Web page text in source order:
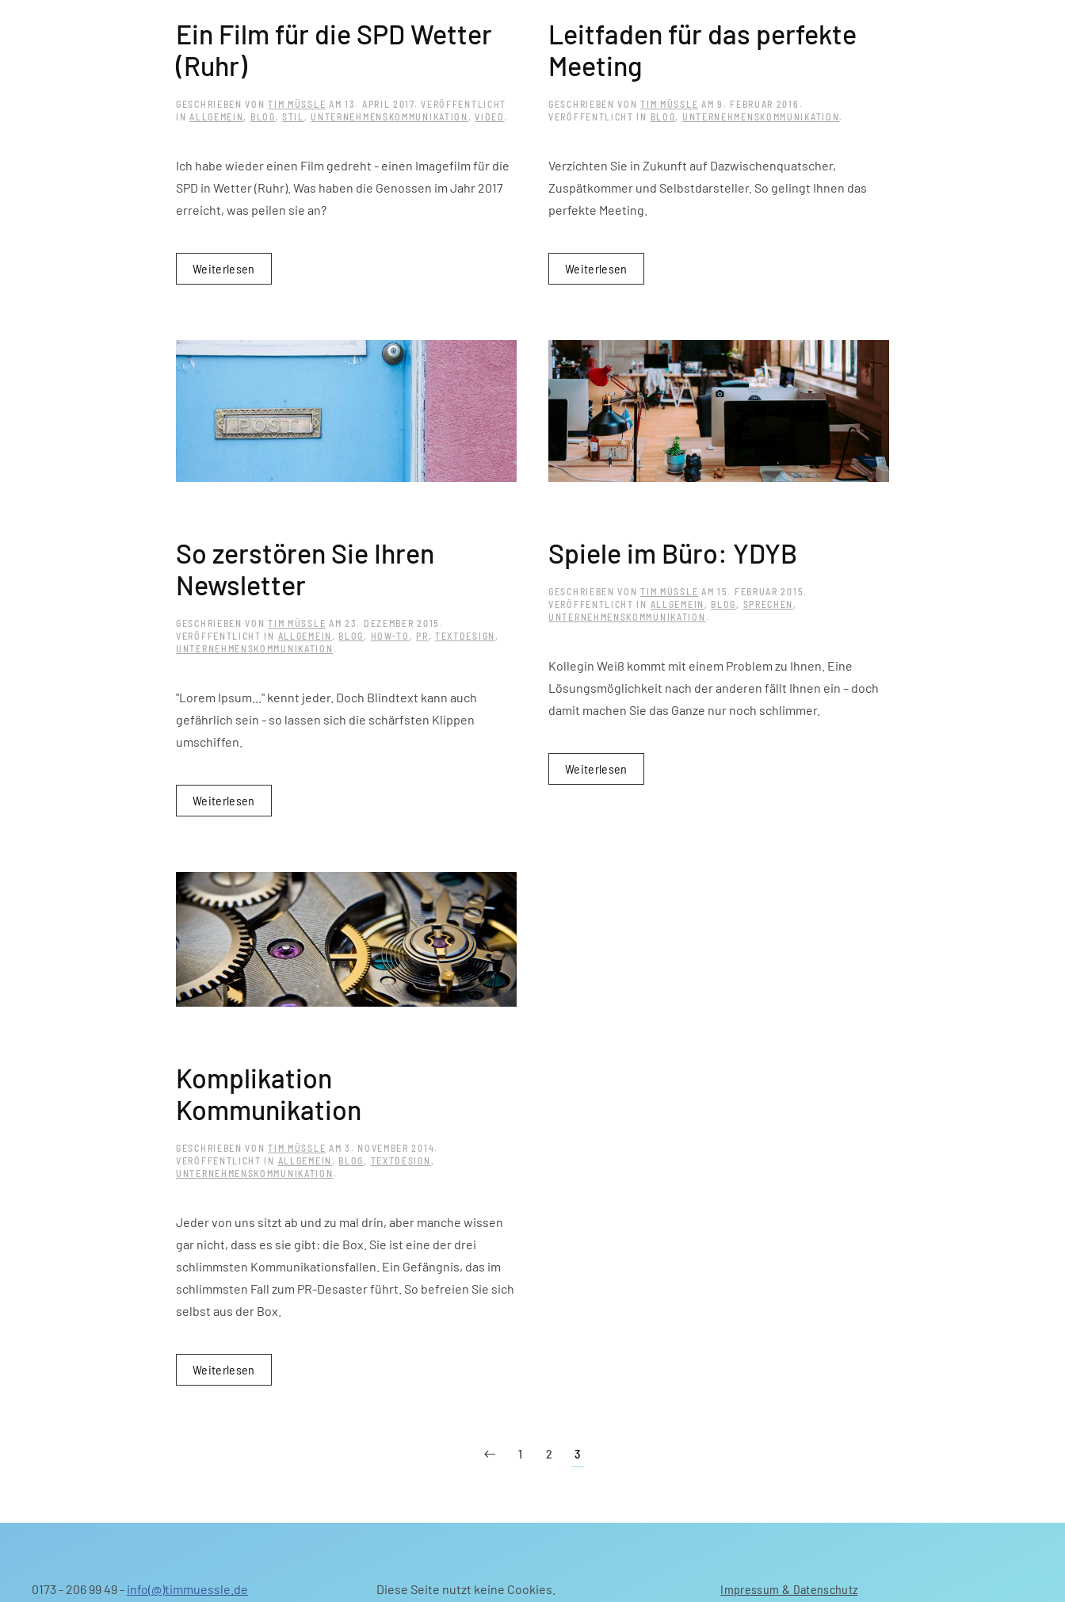
Ein Film für die SPD Wetter
(Ruhr)
GESCHRIEBEN VONTIM MÜSSLE AM13. APRIL 2017. VERÖFFENTLICHT
INALLGEMEIN , BLOG ,STIL , UNTERNEHMENSKOMMUNIKATION ,VIDEO .
Ich habe wieder einen Film gedreht - einen Imagefilm für die
SPD in Wetter (Ruhr). Was haben die Genossen im Jahr 2017
erreicht, was peilen sie an?
Weiterlesen
Leitfaden für das perfekte
Meeting
GESCHRIEBEN VONTIM MÜSSLE AM9. FEBRUAR 2016 .
VERÖFFENTLICHT IN BLOG, UNTERNEHMENSKOMMUNIKATION .
Verzichten Sie in Zukunft auf Dazwischenquatscher,
Zuspätkommer und Selbstdarsteller. So gelingt Ihnen das
perfekte Meeting.
Weiterlesen
So zerstören Sie Ihren
Newsletter
GESCHRIEBEN VONTIM MÜSSLE AM23. DEZEMBER 2015 .
VERÖFFENTLICHT IN ALLGEMEIN , BLOG , HOW-TO , PR , TEXTDESIGN ,
UNTERNEHMENSKOMMUNIKATION .
"Lorem Ipsum..." kennt jeder. Doch Blindtext kann auch
gefährlich sein - so lassen sich die schärfsten Klippen
umschiffen.
Weiterlesen
Spiele im Büro: YDYB
GESCHRIEBEN VONTIM MÜSSLE AM15. FEBRUAR 2015 .
VERÖFFENTLICHT IN ALLGEMEIN , BLOG , SPRECHEN ,
UNTERNEHMENSKOMMUNIKATION .
Kollegin Weiß kommt mit einem Problem zu Ihnen. Eine
Lösungsmöglichkeit nach der anderen fällt Ihnen ein – doch
damit machen Sie das Ganze nur noch schlimmer.
Weiterlesen
Komplikation
Kommunikation
GESCHRIEBEN VONTIM MÜSSLE AM3. NOVEMBER 2014.
VERÖFFENTLICHT IN ALLGEMEIN , BLOG , TEXTDESIGN ,
UNTERNEHMENSKOMMUNIKATION .
Jeder von uns sitzt ab und zu mal drin, aber manche wissen
gar nicht, dass es sie gibt: die Box. Sie ist eine der drei
schlimmsten Kommunikationsfallen. Ein Gefängnis, das im
schlimmsten Fall zum PR-Desaster führt. So befreien Sie sich
selbst aus der Box.
Weiterlesen
1 2 3
0173 - 206 99 49 - info(@)timmuessle.de Diese Seite nutzt keine Cookies. Impressum & Datenschutz